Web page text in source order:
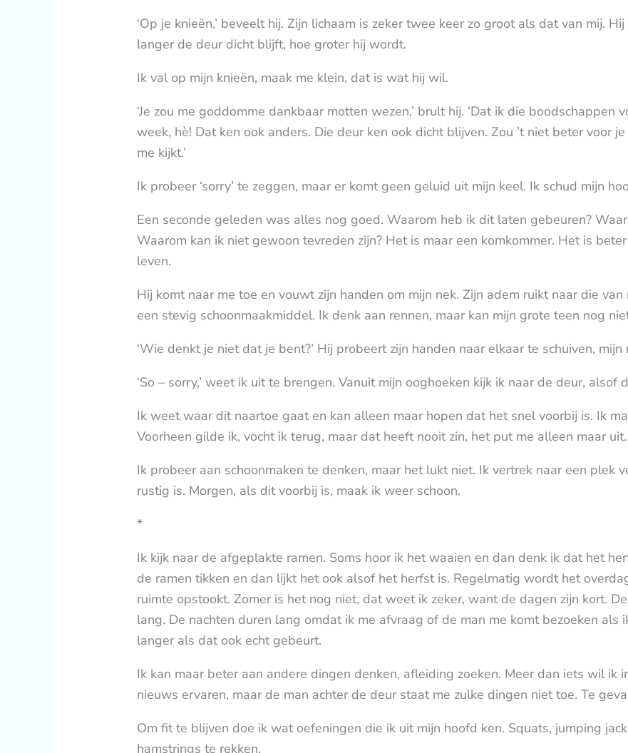
‘Op je knieën,’ beveelt hij. Zijn lichaam is zeker twee keer zo groot als dat van mij.
langer de deur dicht blijft, hoe groter hij wordt.
Ik val op mijn knieën, maak me klein, dat is wat hij wil.
‘Je zou me goddomme dankbaar motten wezen,’ brult hij. ‘Dat ik die boodschappen
week, hè! Dat ken ook anders. Die deur ken ook dicht blijven. Zou ’t niet beter voor
me kijkt.’
Ik probeer ‘sorry’ te zeggen, maar er komt geen geluid uit mijn keel. Ik schud mijn
Een seconde geleden was alles nog goed. Waarom heb ik dit laten gebeuren?
Waarom kan ik niet gewoon tevreden zijn? Het is maar een komkommer. Het is
leven.
Hij komt naar me toe en vouwt zijn handen om mijn nek. Zijn adem ruikt naar die
een stevig schoonmaakmiddel. Ik denk aan rennen, maar kan mijn grote teen nog
‘Wie denkt je niet dat je bent?’ Hij probeert zijn handen naar elkaar te schuiven,
‘So – sorry,’ weet ik uit te brengen. Vanuit mijn ooghoeken kijk ik naar de deur, alsof
Ik weet waar dit naartoe gaat en kan alleen maar hopen dat het snel voorbij is. Ik
Voorheen gilde ik, vocht ik terug, maar dat heeft nooit zin, het put me alleen maar uit.
Ik probeer aan schoonmaken te denken, maar het lukt niet. Ik vertrek naar een plek
rustig is. Morgen, als dit voorbij is, maak ik weer schoon.
*
Ik kijk naar de afgeplakte ramen. Soms hoor ik het waaien en dan denk ik dat het
de ramen tikken en dan lijkt het ook alsof het herfst is. Regelmatig wordt het
ruimte opstookt. Zomer is het nog niet, dat weet ik zeker, want de dagen zijn kort.
lang. De nachten duren lang omdat ik me afvraag of de man me komt bezoeken als
langer als dat ook echt gebeurt.
Ik kan maar beter aan andere dingen denken, afleiding zoeken. Meer dan iets wil ik
nieuws ervaren, maar de man achter de deur staat me zulke dingen niet toe. Te
Om fit te blijven doe ik wat oefeningen die ik uit mijn hoofd ken. Squats, jumping
hamstrings te rekken.